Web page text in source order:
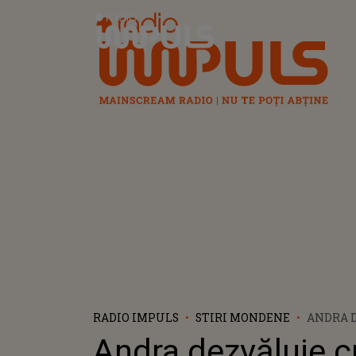
Radio Impuls
RADIO IMPULS STIRI MONDENE
ANDRA